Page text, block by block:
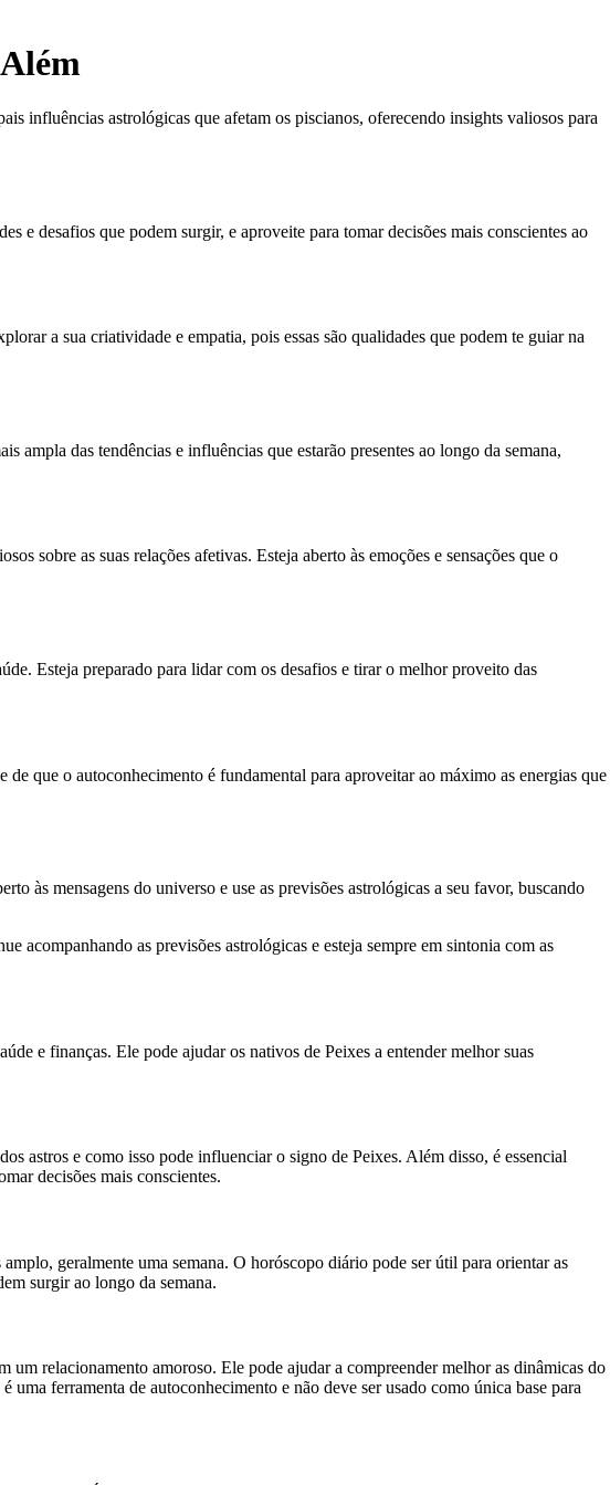
influências astrológicas que afetam os piscianos, oferecendo insights valiosos para
e desafios que podem surgir, e aproveite para tomar decisões mais conscientes ao
a sua criatividade e empatia, pois essas são qualidades que podem te guiar na
ampla das tendências e influências que estarão presentes ao longo da semana,
sobre as suas relações afetivas. Esteja aberto às emoções e sensações que o
Esteja preparado para lidar com os desafios e tirar o melhor proveito das
de que o autoconhecimento é fundamental para aproveitar ao máximo as energias que
às mensagens do universo e use as previsões astrológicas a seu favor, buscando
acompanhando as previsões astrológicas e esteja sempre em sintonia com as
e finanças. Ele pode ajudar os nativos de Peixes a entender melhor suas
astros e como isso pode influenciar o signo de Peixes. Além disso, é essencial
decisões mais conscientes.
geralmente uma semana. O horóscopo diário pode ser útil para orientar as
surgir ao longo da semana.
um relacionamento amoroso. Ele pode ajudar a compreender melhor as dinâmicas do
ferramenta de autoconhecimento e não deve ser usado como única base para